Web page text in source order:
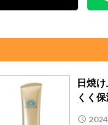
日焼
くく